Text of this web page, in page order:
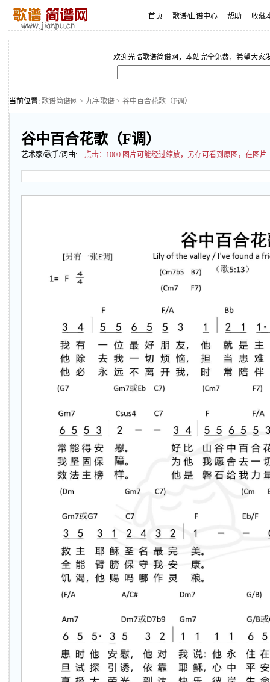
首页 - 歌谱/曲谱中心 - 帮助 - 收藏
欢迎光临歌谱简谱网，本站完全免费，希望大家
当前位置: 歌谱简谱网 > 九字歌谱 > 谷中百合花歌（F调）
谷中百合花歌（F调）
艺术家/歌手/词曲: 点击： 1000 图片可能经过缩放，另存可看到原图，在图